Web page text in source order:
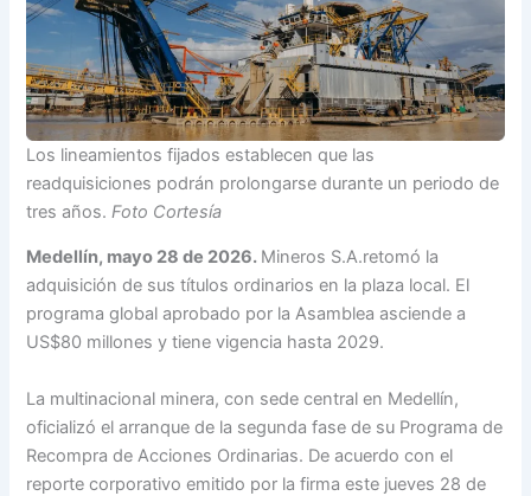
Los lineamientos fijados establecen que las
readquisiciones podrán prolongarse durante un periodo de
tres años.Foto Cortesía
Medellín, mayo 28 de 2026. Mineros S.A.retomó la
adquisición de sus títulos ordinarios en la plaza local. El
programa global aprobado por la Asamblea asciende a
US$80 millones y tiene vigencia hasta 2029.
La multinacional minera, con sede central en Medellín,
oficializó el arranque de la segunda fase de su Programa de
Recompra de Acciones Ordinarias. De acuerdo con el
reporte corporativo emitido por la firma este jueves 28 de